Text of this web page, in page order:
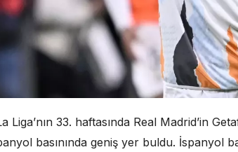
Liga’nın 33. haftasında Real Madrid’in
basınında geniş yer buldu. İspanyol